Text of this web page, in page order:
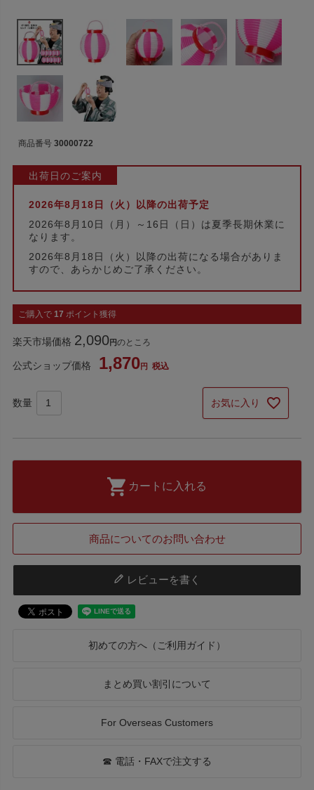
商品番号 30000722
出荷日のご案内
2026年8月18日（火）以降の出荷予定
2026年8月10日（月）～16日（日）は夏季長期休業に
なります。
2026年8月18日（火）以降の出荷になる場合がありま
すので、あらかじめご了承ください。
ご購入で 17 ポイント獲得
楽天市場価格 2,090 のところ
公式ショップ価格 1,870 税込
お気に入り
カートに入れる
商品についてのお問い合わせ
レビューを書く
初めての方へ（ご利用ガイド）
まとめ買い割引について
For Overseas Customers
☎ 電話・FAXで注文する